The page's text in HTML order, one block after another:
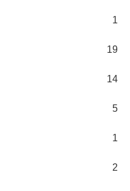
1
19
14
5
1
2